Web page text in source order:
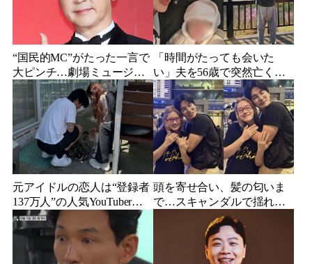
“国民的MC”がたった一言で
大ピンチ…劇場ミュージカ
ルを巡る発言に批判続出、
ついに長文で謝罪
「時間がたっても会いた
い」夫を56歳で突然亡くし
た妻…笑顔が父親に似てき
た娘と歩む“その後”
元アイドルの恋人は“登録者
137万人”の人気YouTuberだ
った…同日投稿で明らかに
なった2人の関係
頭を寄せ合い、髪の匂いま
で…スキャンダルで揺れた
人気俳優、ベトナム女性歌
手との親密動画が公開